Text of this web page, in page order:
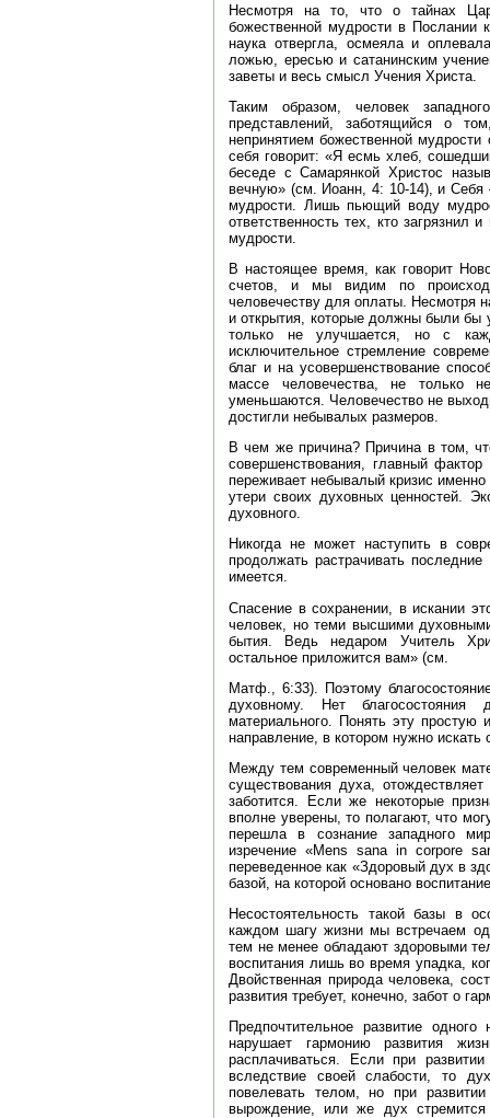
Несмотря на то, что о тайнах
божественной мудрости в Послании
наука отвергла, осмеяла и
ложью, ересью и сатанинским
заветы и весь смысл Учения Христа.
Таким образом, человек
представлений, заботящийся о
непринятием божественной
себя говорит: «Я есмь хлеб,
беседе с Самарянкой Христос
вечную» (см. Иоанн, 4: 10‑14), и
мудрости. Лишь пьющий воду
ответственность тех, кто загрязнил
мудрости.
В настоящее время, как говорит
счетов, и мы видим по
человечеству для оплаты. Несмотря
и открытия, которые должны были бы
только не улучшается, но с
исключительное стремление
благ и на усовершенствование
массе человечества, не только
уменьшаются. Человечество не
достигли небывалых размеров.
В чем же причина? Причина в том,
совершенствования, главный
переживает небывалый кризис именно
утери своих духовных ценностей.
духовного.
Никогда не может наступить в
продолжать растрачивать
имеется.
Спасение в сохранении, в искании
человек, но теми высшими
бытия. Ведь недаром Учитель
остальное приложится вам» (см.
Матф., 6:33). Поэтому
духовному. Нет
материального. Понять эту простую
направление, в котором нужно искать
Между тем современный человек
существования духа,
заботится. Если же некоторые
вполне уверены, то полагают, что
перешла в сознание западного
изречение «Mens sana in corpore
переведенное как «Здоровый дух в
базой, на которой основано
Несостоятельность такой базы в
каждом шагу жизни мы встречаем
тем не менее обладают здоровыми
воспитания лишь во время упадка,
Двойственная природа человека,
развития требует, конечно, забот о
Предпочтительное развитие
нарушает гармонию развития
расплачиваться. Если при
вследствие своей слабости, то
повелевать телом, но при
вырождение, или же дух